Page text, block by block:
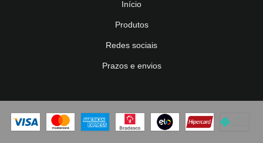
Início
Produtos
Redes sociais
Prazos e envios